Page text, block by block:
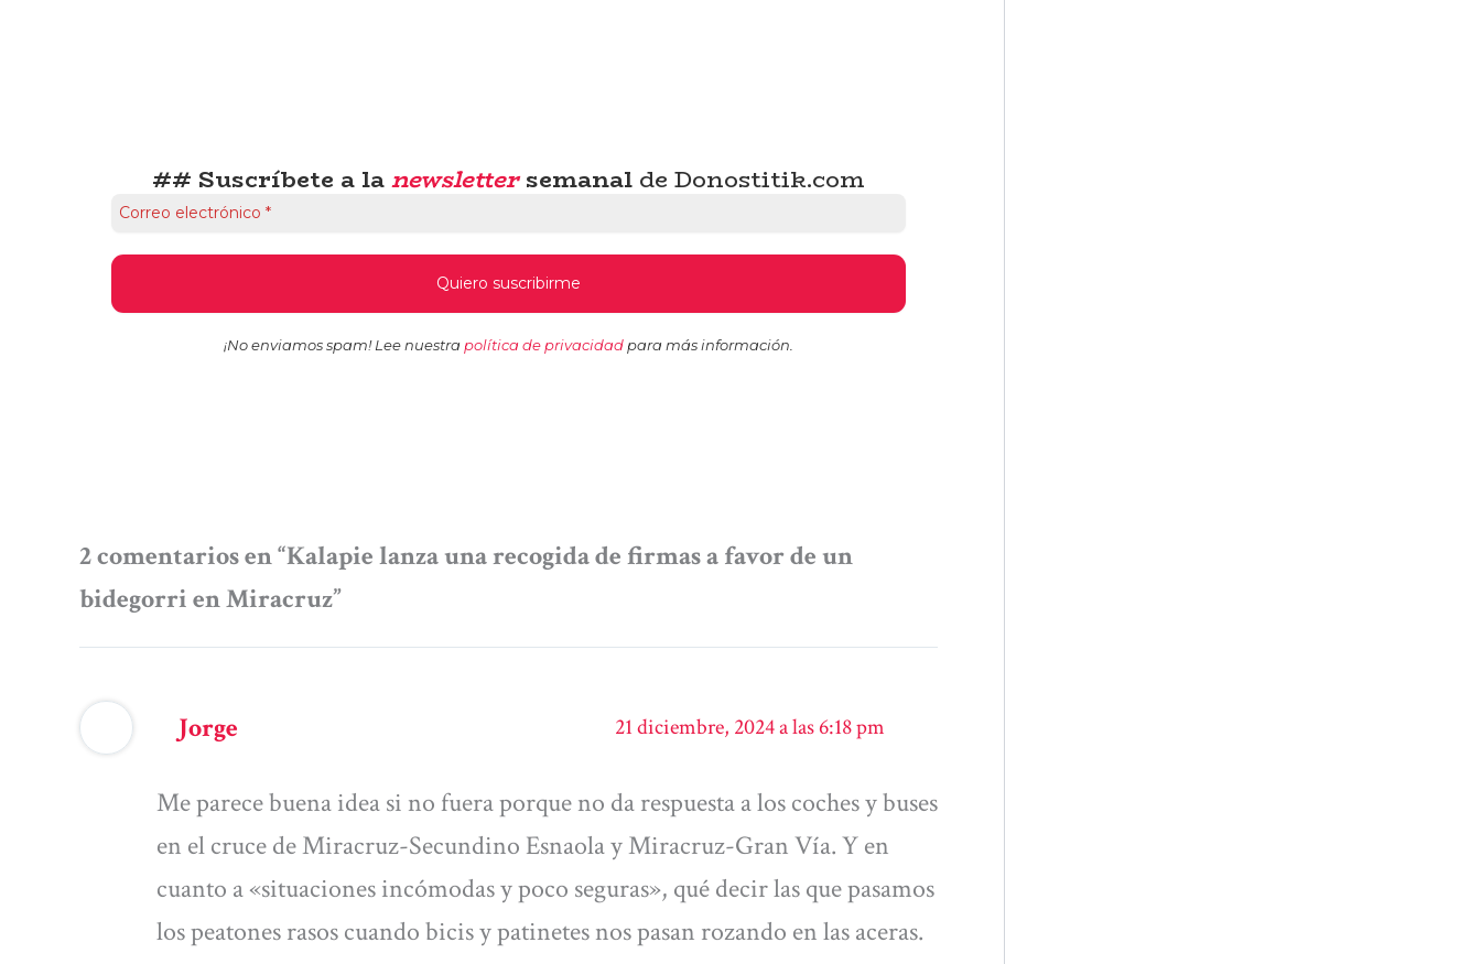
## Suscríbete a lanewslettersemanal de Donostitik.com
¡No enviamos spam! Lee nuestra política de privacidad para más información.
2 comentarios en “Kalapie lanza una recogida de firmas a favor de un
bidegorri en Miracruz”
Jorge 21 diciembre, 2024 a las 6:18 pm
Me parece buena idea si no fuera porque no da respuesta a los coches y buses
en el cruce de Miracruz-Secundino Esnaola y Miracruz-Gran Vía. Y en
cuanto a «situaciones incómodas y poco seguras», qué decir las que pasamos
los peatones rasos cuando bicis y patinetes nos pasan rozando en las aceras.